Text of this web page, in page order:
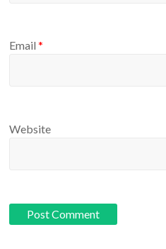
Email*
Website